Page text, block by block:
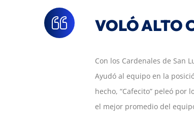
VOLÓ ALTO
Con los Cardenales de San
Ayudó al equipo en la
hecho, “Cafecito” peleó
el mejor promedio del